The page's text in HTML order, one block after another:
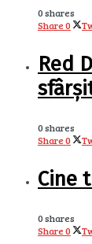
0 shares
Share0
Red
0 shares
Share0
Cine
0 shares
Share0